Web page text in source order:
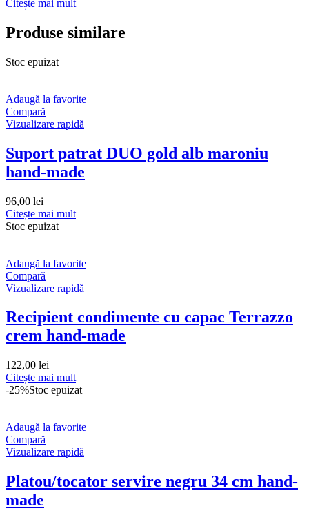
Citește mai mult
Produse similare
Stoc epuizat
Adaugă la favorite
Compară
Vizualizare rapidă
Suport patrat DUO gold alb maroniu
hand-made
96,00 lei
Citește mai mult
Stoc epuizat
Adaugă la favorite
Compară
Vizualizare rapidă
Recipient condimente cu capac Terrazzo
crem hand-made
122,00 lei
Citește mai mult
-25%Stoc epuizat
Adaugă la favorite
Compară
Vizualizare rapidă
Platou/tocator servire negru 34 cm hand-
made